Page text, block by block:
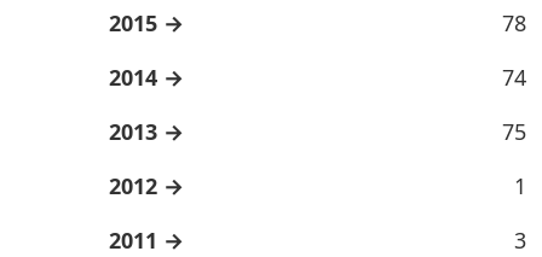
2015
78
2014
74
2013
75
2012
1
2011
3